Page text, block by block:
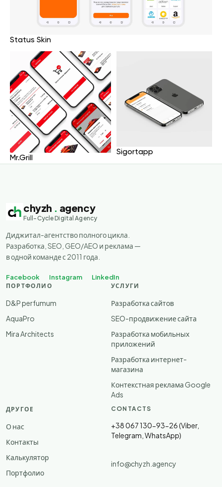
Status Skin
Mr.Grill
Sigortapp
chyzh . agency
Full-Cycle Digital Agency
Диджитал-агентство полного цикла.
Разработка, SEO, GEO/AEO и реклама —
в одной команде с 2011 года.
Facebook Instagram LinkedIn
ПОРТФОЛИО
D&P perfumum
AquaPro
Mira Architects
УСЛУГИ
Разработка сайтов
SEO-продвижение сайта
Разработка мобильных
приложений
Разработка интернет-
магазина
Контекстная реклама Google
Ads
ДРУГОЕ
О нас
Контакты
Калькулятор
Портфолио
CONTACTS
+38 067 130-93-26 (Viber,
Telegram, WhatsApp)
info@chyzh.agency